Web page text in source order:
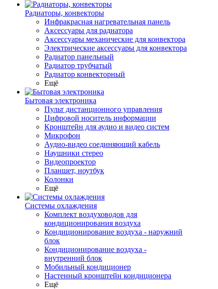
Радиаторы, конвекторы
Инфракрасная нагревательная панель
Аксессуары для радиатора
Аксессуары механические для конвектора
Электрические аксессуары для конвектора
Радиатор панельный
Радиатор трубчатый
Радиатор конвекторный
Ещё
Бытовая электроника
Пульт дистанционного управления
Цифровой носитель информации
Кронштейн для аудио и видео систем
Микрофон
Аудио-видео соединяющий кабель
Наушники стерео
Видеопроектор
Планшет, ноутбук
Колонки
Ещё
Системы охлаждения
Комплект воздуховодов для
кондиционирования воздуха
Кондиционирование воздуха - наружний
блок
Кондиционирование воздуха -
внутренний блок
Мобильный кондиционер
Настенный кронштейн кондиционера
Ещё